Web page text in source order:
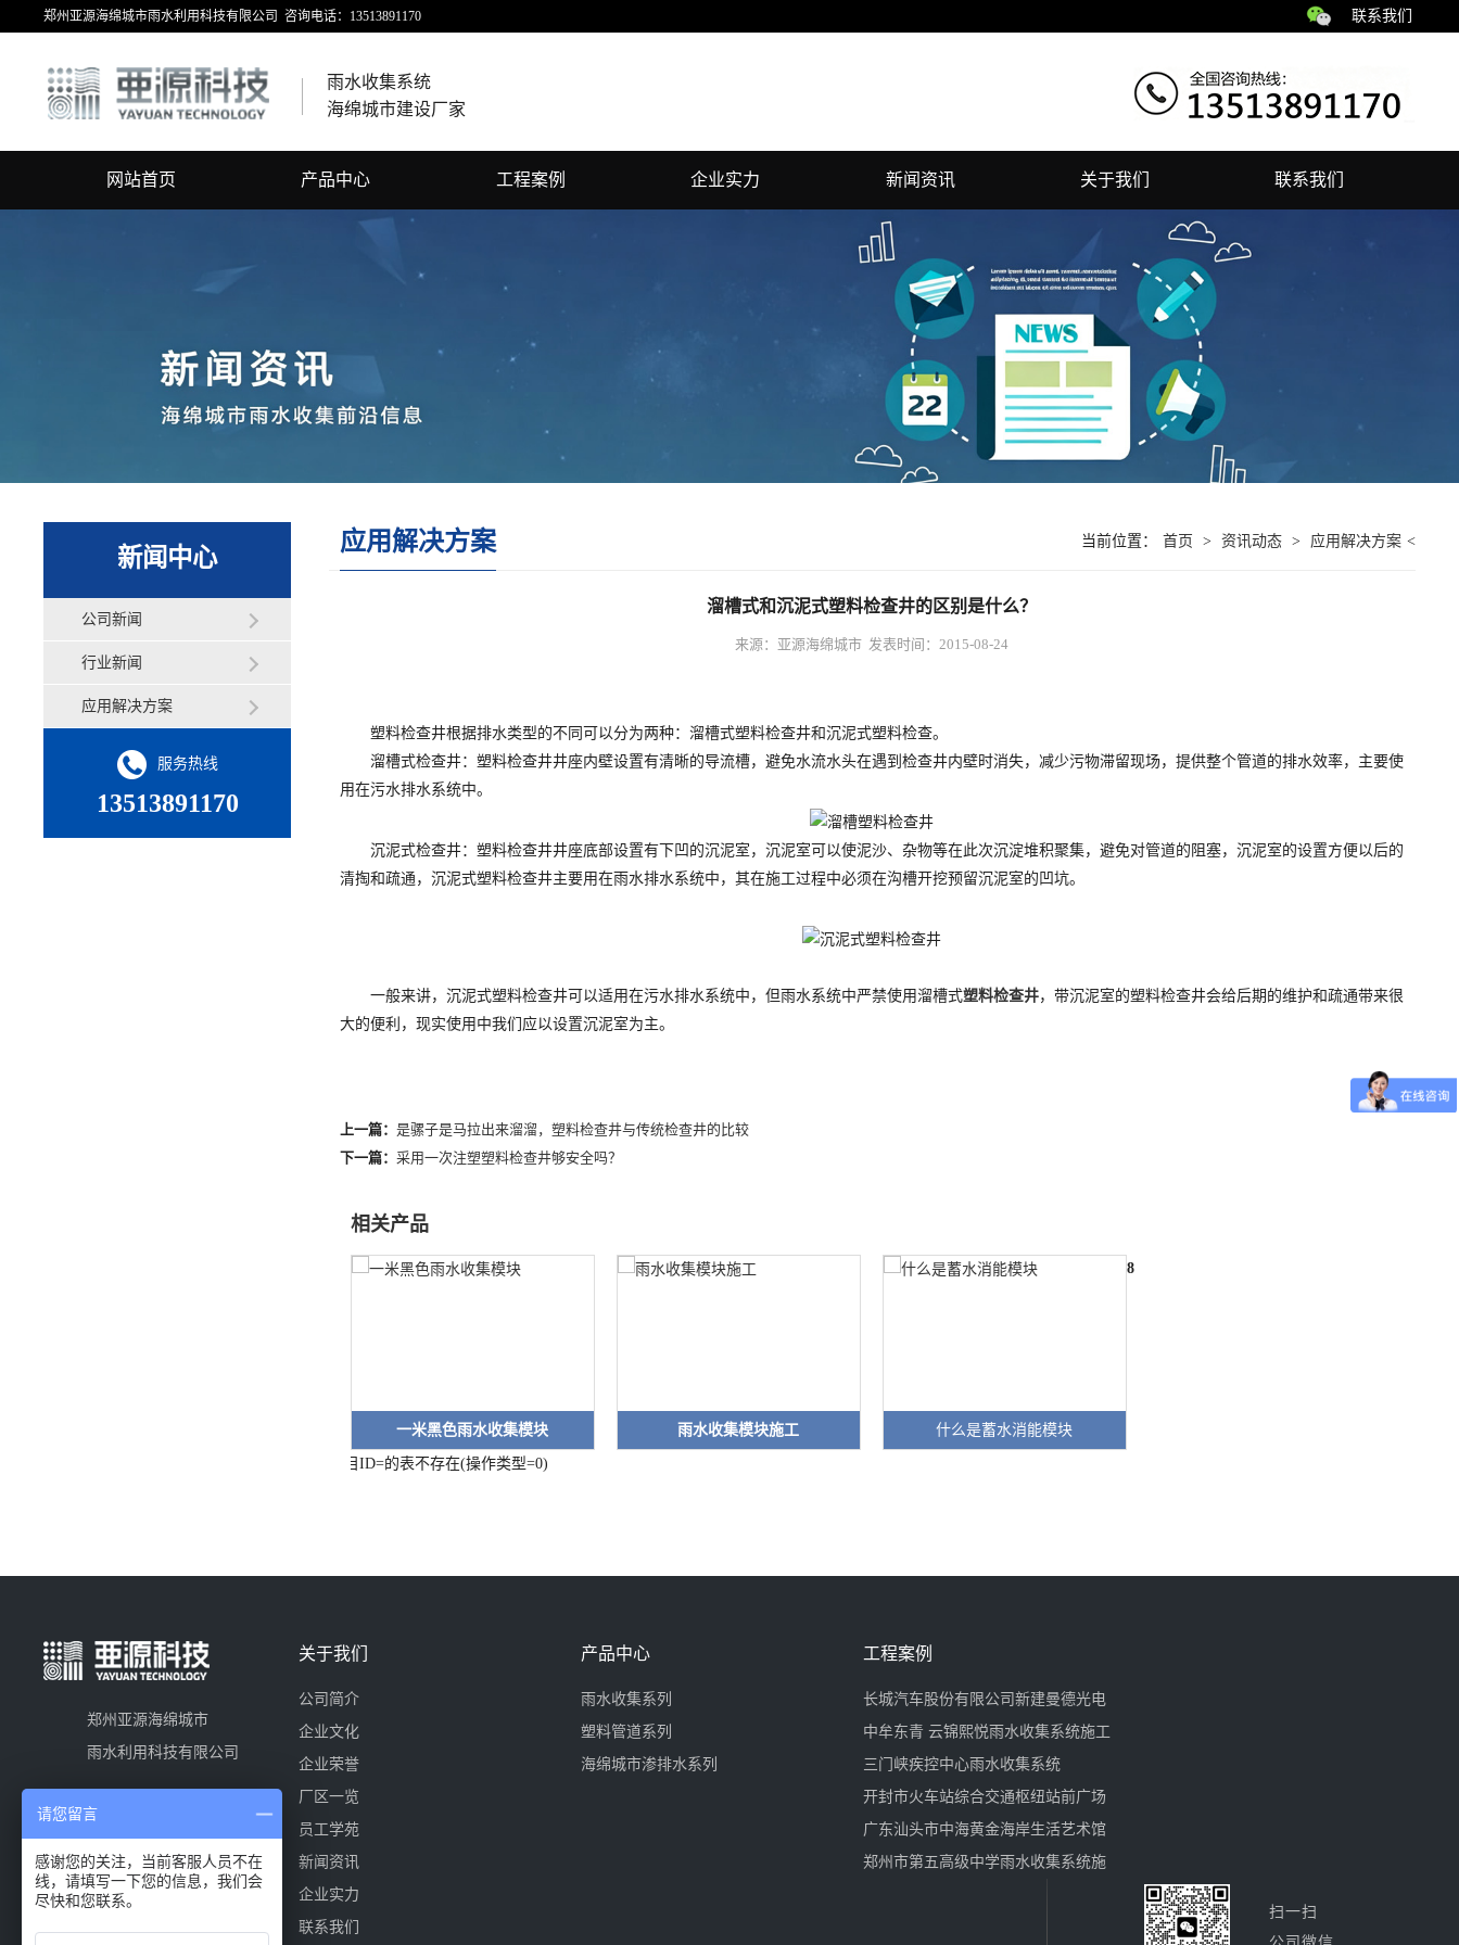
郑州亚源海绵城市雨水利用科技有限公司 咨询电话：13513891170 联系我们
雨水收集系统
海绵城市建设厂家
网站首页 产品中心 工程案例 企业实力 新闻资讯 关于我们 联系我们
新闻中心
公司新闻
行业新闻
应用解决方案
服务热线
13513891170
应用解决方案 当前位置： 首页 > 资讯动态 > 应用解决方案 <
溜槽式和沉泥式塑料检查井的区别是什么？
来源：亚源海绵城市 发表时间：2015-08-24
塑料检查井根据排水类型的不同可以分为两种：溜槽式塑料检查井和沉泥式塑料检查。
溜槽式检查井：塑料检查井井座内壁设置有清晰的导流槽，避免水流水头在遇到检查井内壁时消失，减少污物滞留现场，提供整个管道的排水效率，主要使
用在污水排水系统中。
沉泥式检查井：塑料检查井井座底部设置有下凹的沉泥室，沉泥室可以使泥沙、杂物等在此次沉淀堆积聚集，避免对管道的阻塞，沉泥室的设置方便以后的
清掏和疏通，沉泥式塑料检查井主要用在雨水排水系统中，其在施工过程中必须在沟槽开挖预留沉泥室的凹坑。
一般来讲，沉泥式塑料检查井可以适用在污水排水系统中，但雨水系统中严禁使用溜槽式塑料检查井，带沉泥室的塑料检查井会给后期的维护和疏通带来很
大的便利，现实使用中我们应以设置沉泥室为主。
上一篇： 是骡子是马拉出来溜溜，塑料检查井与传统检查井的比较
下一篇： 采用一次注塑塑料检查井够安全吗？
相关产品
一米黑色雨水收集模块 雨水收集模块施工 什么是蓄水消能模块
8
栏目ID=的表不存在(操作类型=0)
郑州亚源海绵城市
雨水利用科技有限公司
关于我们
公司简介
企业文化
企业荣誉
厂区一览
员工学苑
新闻资讯
企业实力
联系我们
产品中心
雨水收集系列
塑料管道系列
海绵城市渗排水系列
工程案例
长城汽车股份有限公司新建曼德光电
中牟东青 云锦熙悦雨水收集系统施工
三门峡疾控中心雨水收集系统
开封市火车站综合交通枢纽站前广场
广东汕头市中海黄金海岸生活艺术馆
郑州市第五高级中学雨水收集系统施
扫一扫
请您留言
感谢您的关注，当前客服人员不在
线，请填写一下您的信息，我们会
尽快和您联系。